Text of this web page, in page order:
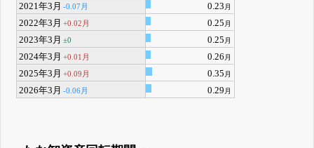
2021年3月 -0.07月 0.23 月
2022年3月 +0.02月 0.25 月
2023年3月 ±0 0.25 月
2024年3月 +0.01月 0.26 月
2025年3月 +0.09月 0.35 月
2026年3月 -0.06月 0.29 月